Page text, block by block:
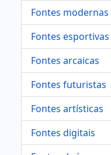
Fontes modernas
Fontes esportivas
Fontes arcaicas
Fontes futuristas
Fontes artísticas
Fontes digitais